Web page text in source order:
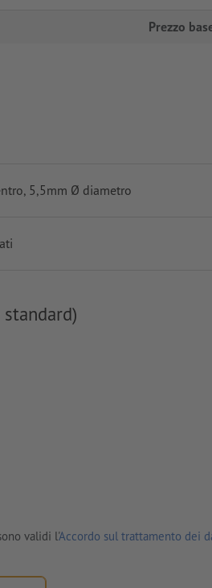
Prezzo
, 5,5mm Ø diametro
validi l'Accordo sul trattamento dei